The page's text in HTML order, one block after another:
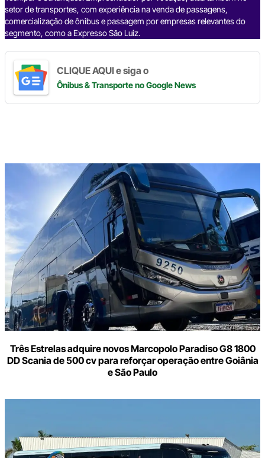
setor de transportes, com experiência na venda de passagens,
comercialização de ônibus e passagem por empresas relevantes do
segmento, como a Expresso São Luiz.
CLIQUE AQUI e siga o
Ônibus & Transporteno Google News
Três Estrelas adquire novos Marcopolo Paradiso G8 1800
DD Scania de 500 cv para reforçar operação entre Goiânia
e São Paulo
seu
mail